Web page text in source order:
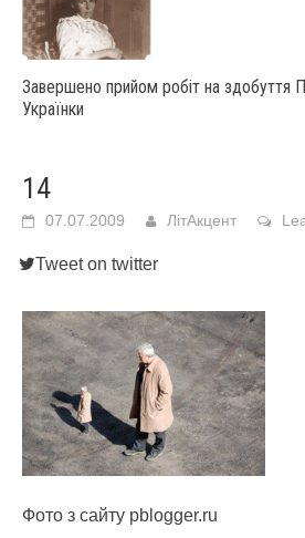
Завершено прийом робіт на здобуття
Українки
14
07.07.2009 ЛітАкцент
Tweet on twitter
Фото з сайту pblogger.ru